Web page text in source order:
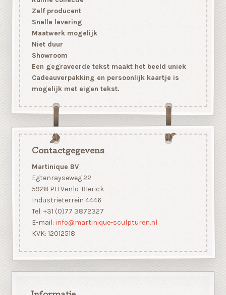
Zelf producent
Snelle levering
Maatwerk mogelijk
Niet duur
Showroom
Een gegraveerde tekst maakt het beeld uniek
Cadeauverpakking en persoonlijk kaartje is
mogelijk met eigen tekst.
Contactgegevens
Martinique BV
Egtenrayseweg 22
5928 PH Venlo-Blerick
Industrieterrein 4446
Tel: +31 (0)77 3872327
E-mail: info@martinique-sculpturen.nl
KVK: 12012518